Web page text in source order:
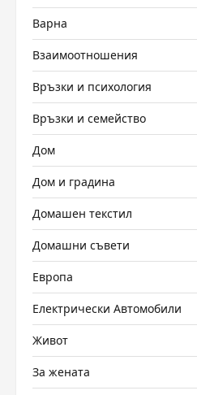
Варна
Взаимоотношения
Връзки и психология
Връзки и семейство
Дом
Дом и градина
Домашен текстил
Домашни съвети
Европа
Електрически Автомобили
Живот
За жената